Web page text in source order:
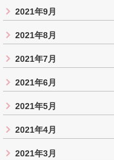
2021年9月
2021年8月
2021年7月
2021年6月
2021年5月
2021年4月
2021年3月